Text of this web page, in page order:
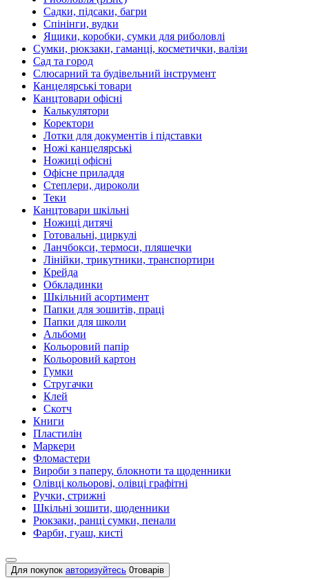
Садки, підсаки, багри
Спінінги, вудки
Ящики, коробки, сумки для риболовлі
Сумки, рюкзаки, гаманці, косметички, валізи
Сад та город
Слюсарний та будівельний інструмент
Канцелярські товари
Канцтовари офісні
Калькулятори
Коректори
Лотки для документів і підставки
Ножі канцелярські
Ножиці офісні
Офісне приладдя
Степлери, дироколи
Теки
Канцтовари шкільні
Ножиці дитячі
Готовальні, циркулі
Ланчбокси, термоси, пляшечки
Лінійки, трикутники, транспортири
Крейда
Обкладинки
Шкільний асортимент
Папки для зошитів, праці
Папки для школи
Альбоми
Кольоровий папір
Кольоровий картон
Гумки
Стругачки
Клей
Скотч
Книги
Пластилін
Маркери
Фломастери
Вироби з паперу, блокноти та щоденники
Олівці кольорові, олівці графітні
Ручки, стрижні
Шкільні зошити, щоденники
Рюкзаки, ранці сумки, пенали
Фарби, гуаш, кисті
Для покупок авторизуйтесь 0товарів